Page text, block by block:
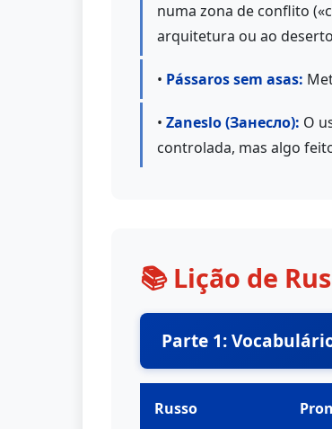
numa zona de conflito
arquitetura ou ao
• Pássaros sem asas:
• Zaneslo (Занесло): O
controlada, mas algo
📚 Lição de
Parte 1:
Russo